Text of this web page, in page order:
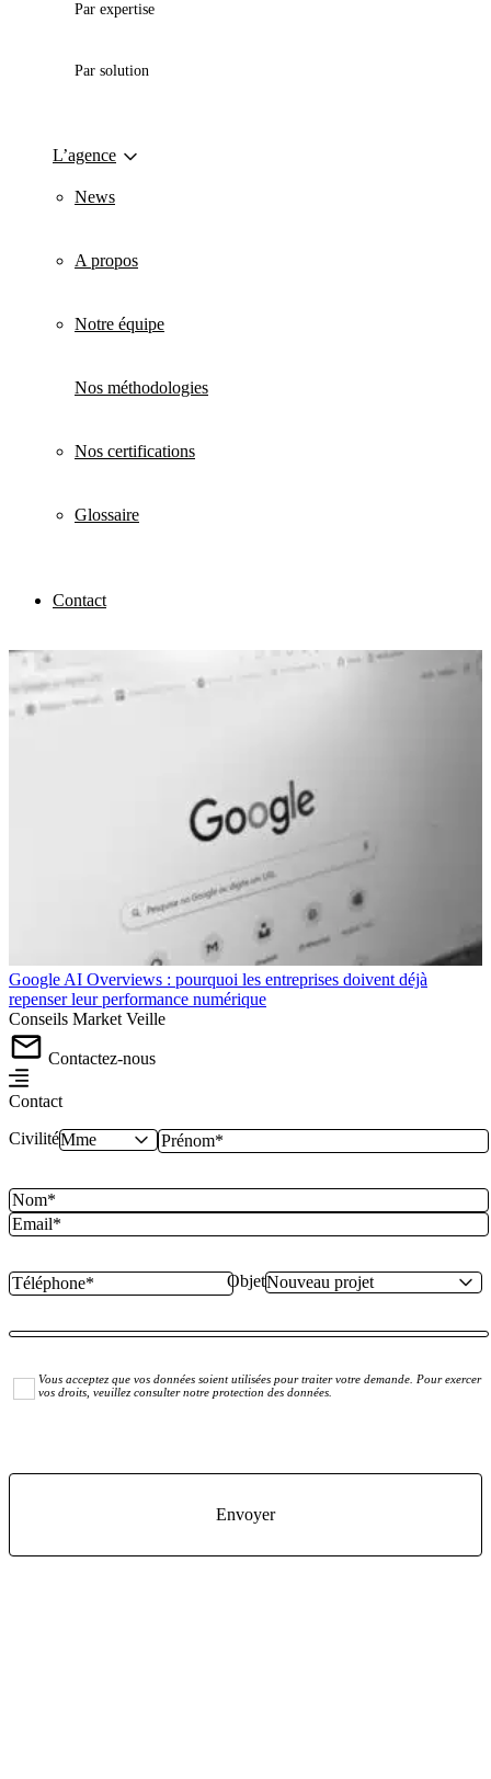
Par expertise
Par solution
L’agence
News
A propos
Notre équipe
Nos méthodologies
Nos certifications
Glossaire
Contact
Google AI Overviews : pourquoi les entreprises doivent déjà
repenser leur performance numérique
Conseils Market Veille
Contactez-nous
Contact
Civilité
Objet
Vous acceptez que vos données soient utilisées pour traiter votre demande. Pour exercer
vos droits, veuillez consulter notre protection des données.